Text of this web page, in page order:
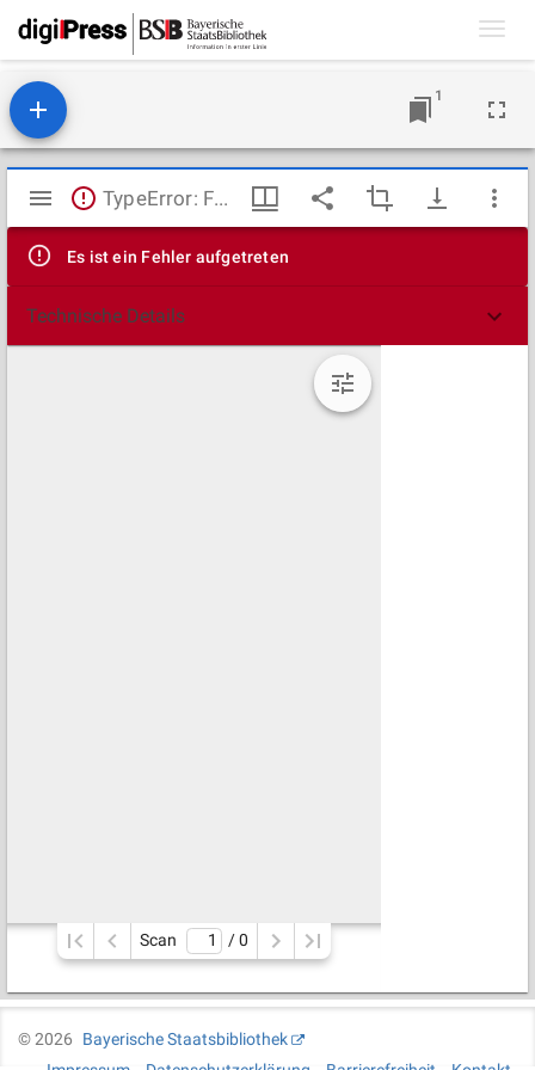
1
Mirador
Viewer
TypeError: Failed to fetch
Es ist ein Fehler aufgetreten
Technische Details
Scan / 0
©2026
Bayerische Staatsbibliothek